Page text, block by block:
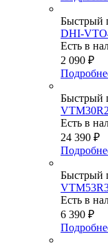
Быстрый
DHI-
Есть в
2 090 ₽
Быстрый
Есть в
24 390 ₽
Быстрый
Есть в
6 390 ₽